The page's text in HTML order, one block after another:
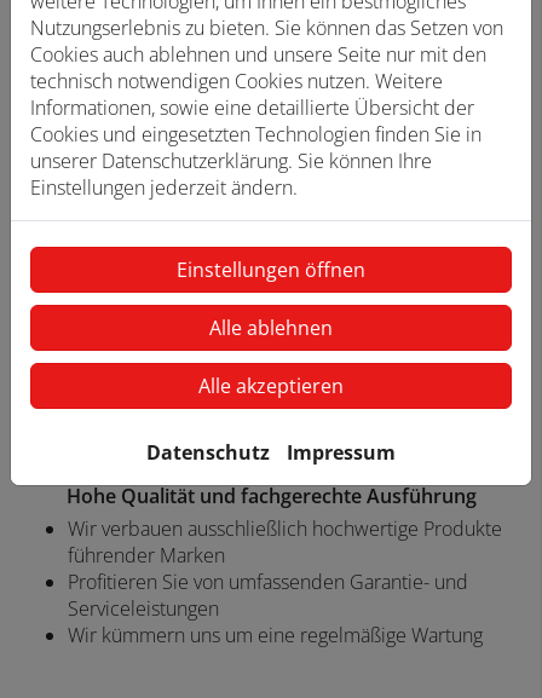
funktioniert.
Individuelle Planung und Beratung
Wir planen Ihre Anlage basierend auf Ihren
Wünschen und Ideen
Sie erhalten eine herstellerunabhängige
Produktberatung
Wir erstellen eine transparente Kostenaufstellung
ohne Überraschungen
Hohe Qualität und fachgerechte Ausführung
Wir verbauen ausschließlich hochwertige Produkte
führender Marken
Profitieren Sie von umfassenden Garantie- und
Serviceleistungen
Wir kümmern uns um eine regelmäßige Wartung
Nutzungserlebnis zu bieten. Sie können das Setzen von
Cookies auch ablehnen und unsere Seite nur mit den
technisch notwendigen Cookies nutzen. Weitere
Informationen, sowie eine detaillierte Übersicht der
Cookies und eingesetzten Technologien finden Sie in
unserer Datenschutzerklärung. Sie können Ihre
Einstellungen jederzeit ändern.
Einstellungen öffnen
Alle ablehnen
Alle akzeptieren
Datenschutz Impressum